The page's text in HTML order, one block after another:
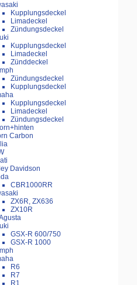
Kupplungsdeckel
Limadeckel
Zündungsdeckel
Kupplungsdeckel
Limadeckel
Zünddeckel
Zündungsdeckel
Kupplungsdeckel
Kupplungsdeckel
Limadeckel
Zündungsdeckel
Carbon
Davidson
CBR1000RR
ZX6R, ZX636
ZX10R
GSX-R 600/750
GSX-R 1000
R6
R7
R1